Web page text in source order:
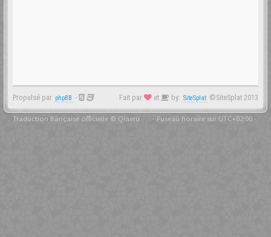
Propulsé par phpBB - Fait par et by: SiteSplat ©SiteSplat 2013
Traduction française officielle © Qiaeru - Fuseau horaire sur UTC+02:00 -